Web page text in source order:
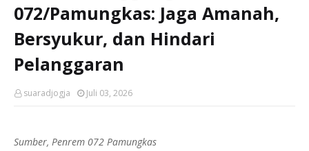
072/Pamungkas: Jaga Amanah,
Bersyukur, dan Hindari
Pelanggaran
suaradjogja Juli 03, 2026
Sumber, Penrem 072 Pamungkas